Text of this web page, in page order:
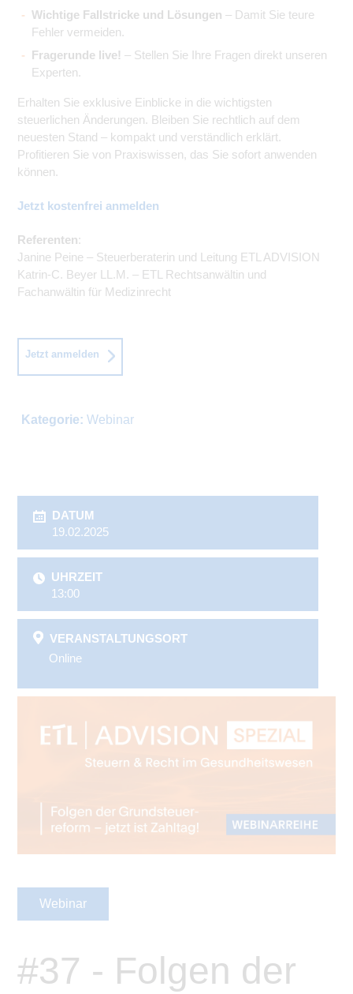
Wichtige Fallstricke und Lösungen – Damit Sie teure
Fehler vermeiden.
Fragerunde live! – Stellen Sie Ihre Fragen direkt unseren
Experten.
Erhalten Sie exklusive Einblicke in die wichtigsten
steuerlichen Änderungen. Bleiben Sie rechtlich auf dem
neuesten Stand – kompakt und verständlich erklärt.
Profitieren Sie von Praxiswissen, das Sie sofort anwenden
können.
Jetzt kostenfrei anmelden
Referenten:
Janine Peine – Steuerberaterin und Leitung ETL ADVISION
Katrin-C. Beyer LL.M. – ETL Rechtsanwältin und
Fachanwältin für Medizinrecht
Jetzt anmelden
Kategorie: Webinar
DATUM
19.02.2025
UHRZEIT
13:00
VERANSTALTUNGSORT
Online
Webinar
#37 - Folgen der